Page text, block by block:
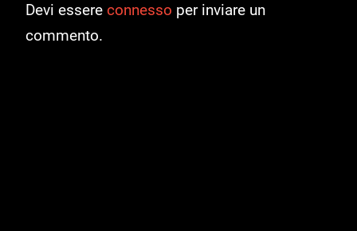
Devi essere connesso per inviare un
commento.